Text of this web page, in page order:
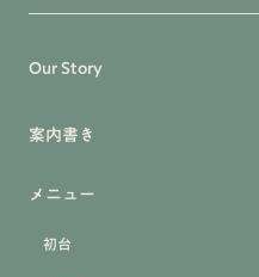
Our Story
案内書き
メニュー
初台